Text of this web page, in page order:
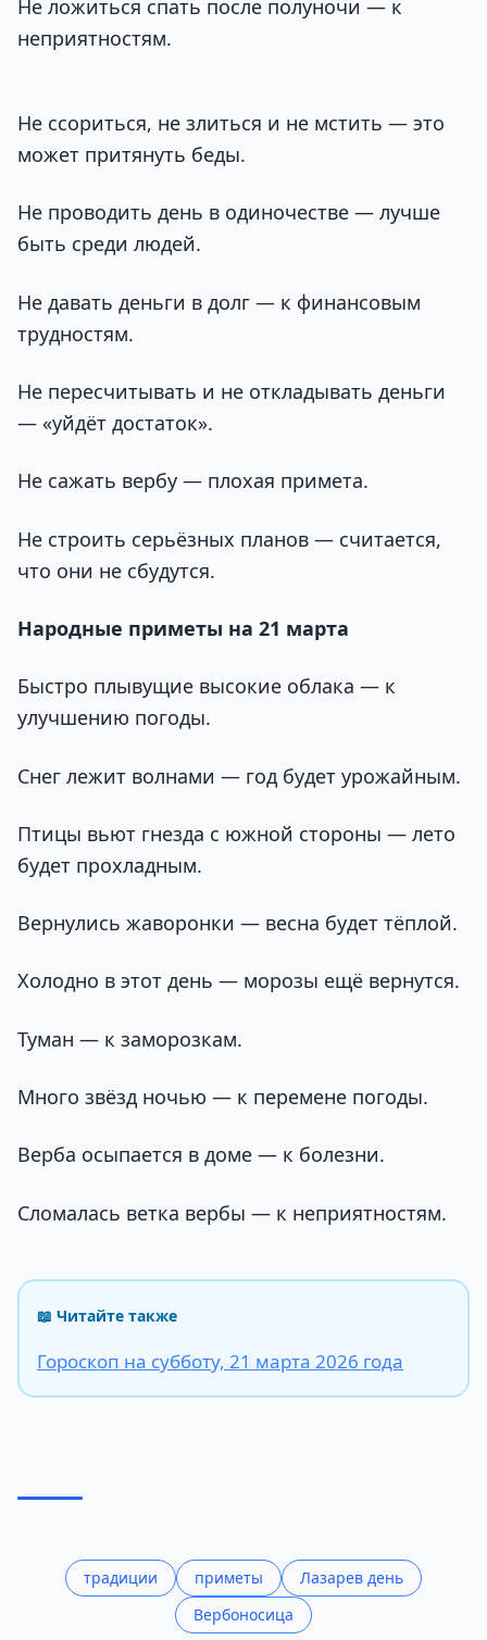
Не ложиться спать после полуночи — к
неприятностям.
Не ссориться, не злиться и не мстить — это
может притянуть беды.
Не проводить день в одиночестве — лучше
быть среди людей.
Не давать деньги в долг — к финансовым
трудностям.
Не пересчитывать и не откладывать деньги
— «уйдёт достаток».
Не сажать вербу — плохая примета.
Не строить серьёзных планов — считается,
что они не сбудутся.
Народные приметы на 21 марта
Быстро плывущие высокие облака — к
улучшению погоды.
Снег лежит волнами — год будет урожайным.
Птицы вьют гнезда с южной стороны — лето
будет прохладным.
Вернулись жаворонки — весна будет тёплой.
Холодно в этот день — морозы ещё вернутся.
Туман — к заморозкам.
Много звёзд ночью — к перемене погоды.
Верба осыпается в доме — к болезни.
Сломалась ветка вербы — к неприятностям.
📖 Читайте также
Гороскоп на субботу, 21 марта 2026 года
традиции приметы
Лазарев день
Вербоносица